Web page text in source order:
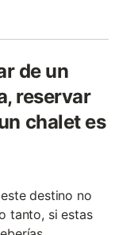
de un
reservar
chalet es
destino no
tanto, si estas